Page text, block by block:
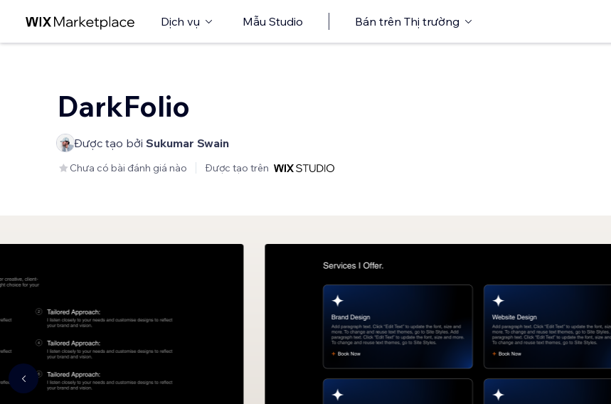
Dịch vụ Mẫu Studio Bán trên Thị trường
DarkFolio
Được tạo bởi Sukumar Swain
Chưa có bài đánh giá nào Được tạo trên